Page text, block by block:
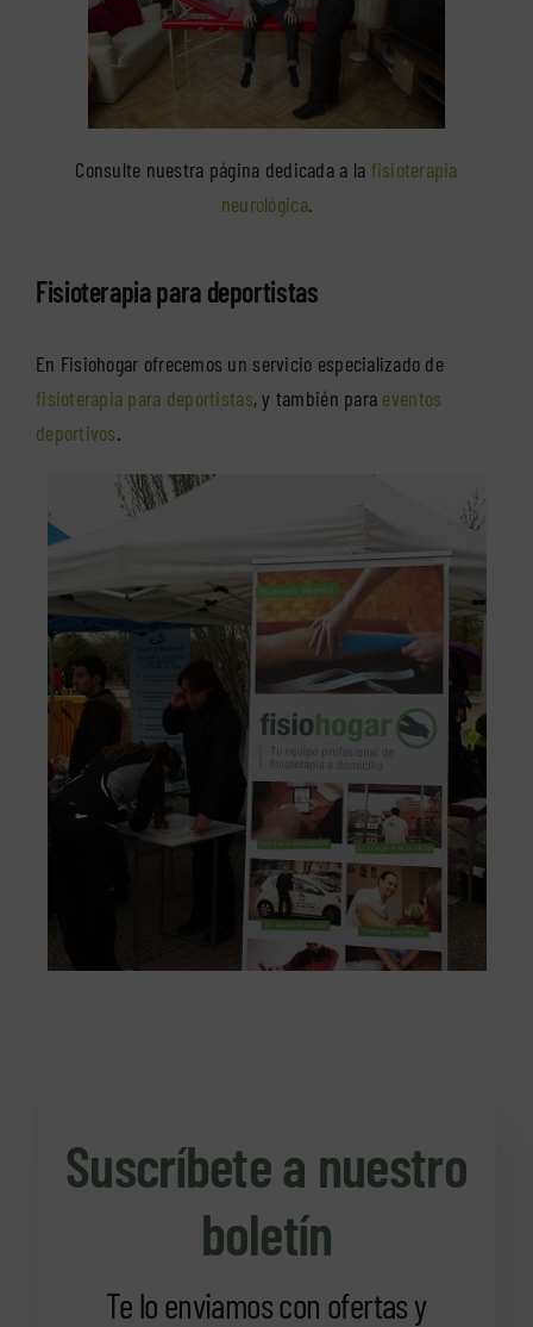
Consulte nuestra página dedicada a la fisioterapia
neurológica.
Fisioterapia para deportistas
En Fisiohogar ofrecemos un servicio especializado de
fisioterapia para deportistas, y también para eventos
deportivos.
Suscríbete a nuestro
boletín
Te lo enviamos con ofertas y